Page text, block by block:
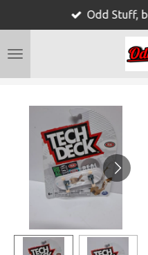
naar
Odd Stuff,